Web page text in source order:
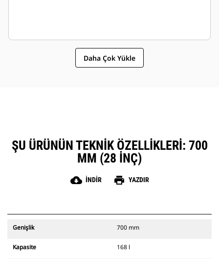
Daha Çok Yükle
ŞU ÜRÜNÜN TEKNIK ÖZELLIKLERI: 700
MM (28 INÇ)
cloud_download İNDIR print YAZDIR
Genişlik 700 mm
Kapasite 168 l